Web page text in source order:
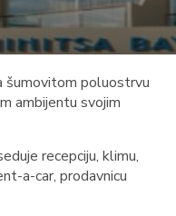
šumovitom poluostrvu
ambijentu svojim
recepciju, klimu,
a-car, prodavnicu